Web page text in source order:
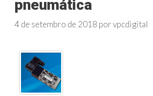
pneumática
4 de setembro de 2018 porvpcdigital